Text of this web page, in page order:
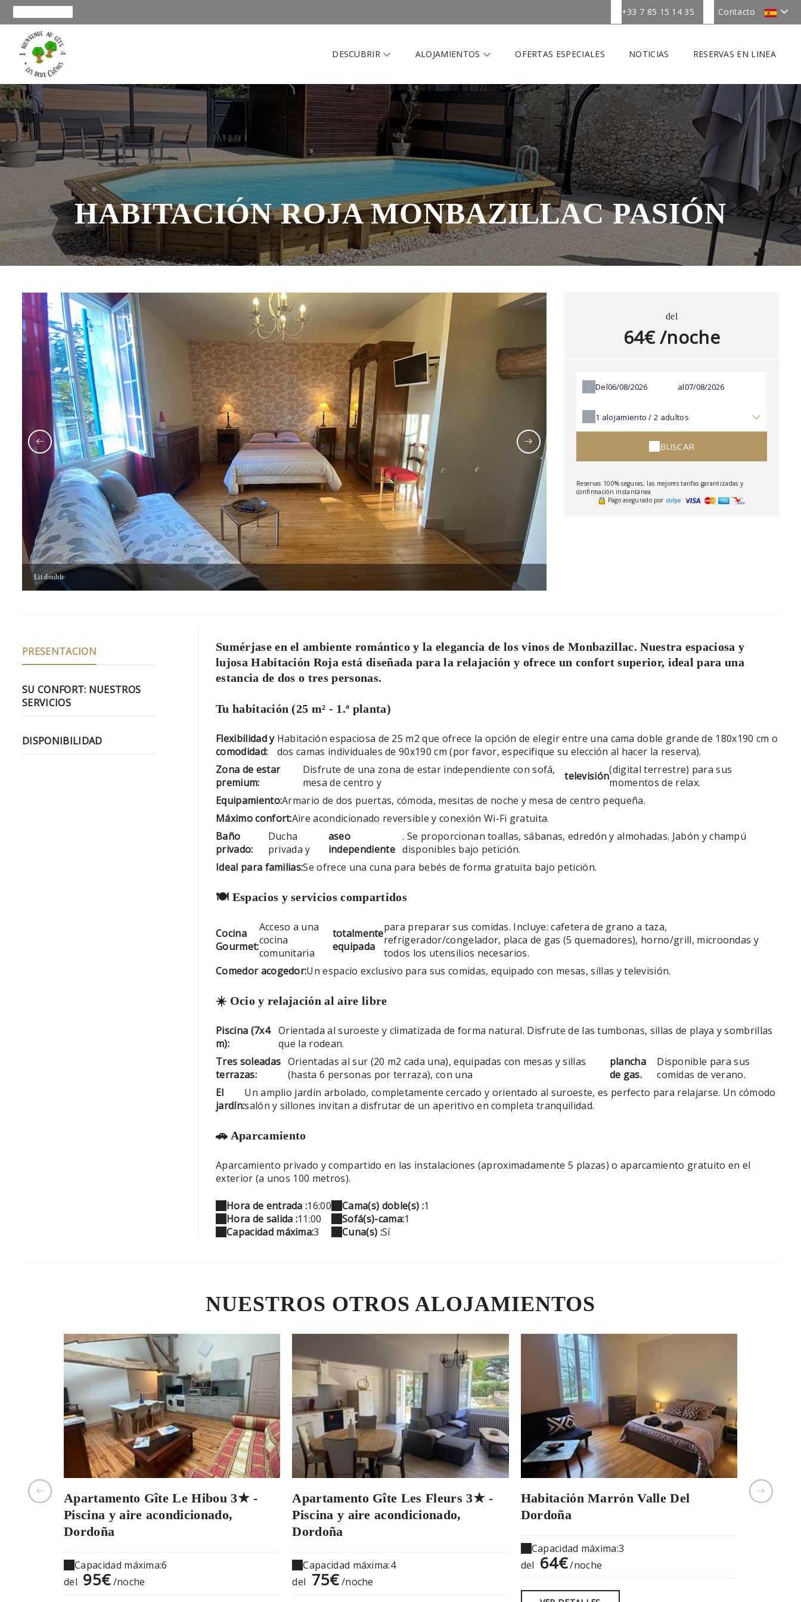
Contacto
+33 7 85 15 14 35
DESCUBRIR ALOJAMIENTOS OFERTAS ESPECIALES NOTICIAS RESERVAS EN LINEA
HABITACIÓN ROJA MONBAZILLAC PASIÓN
Lit double
del
64€ /noche
Del al
1 alojamiento /2 adultos
BUSCAR
Reservas 100% seguras, las mejores tarifas garantizadas y
confirmación instantánea
Pago asegurado por
PRESENTACION
SU CONFORT: NUESTROS
SERVICIOS
DISPONIBILIDAD
Sumérjase en el ambiente romántico y la elegancia de los vinos de Monbazillac. Nuestra espaciosa y
lujosa Habitación Roja está diseñada para la relajación y ofrece un confort superior, ideal para una
estancia de dos o tres personas.
Tu habitación (25 m² - 1.ª planta)
Flexibilidad y
comodidad:
Habitación espaciosa de 25 m2 que ofrece la opción de elegir entre una cama doble grande de 180x190 cm o
dos camas individuales de 90x190 cm (por favor, especifique su elección al hacer la reserva).
Zona de estar
premium:
Disfrute de una zona de estar independiente con sofá,
mesa de centro y
televisión(digital terrestre) para sus
momentos de relax.
Equipamiento:Armario de dos puertas, cómoda, mesitas de noche y mesa de centro pequeña.
Máximo confort:Aire acondicionado reversible y conexión Wi-Fi gratuita.
Baño
privado:
Ducha
privada y
aseo
independiente
. Se proporcionan toallas, sábanas, edredón y almohadas. Jabón y champú
disponibles bajo petición.
Ideal para familias:Se ofrece una cuna para bebés de forma gratuita bajo petición.
🍽️ Espacios y servicios compartidos
Cocina
Gourmet:
Acceso a una
cocina
comunitaria
totalmente
equipada
para preparar sus comidas. Incluye: cafetera de grano a taza,
refrigerador/congelador, placa de gas (5 quemadores), horno/grill, microondas y
todos los utensilios necesarios.
Comedor acogedor:Un espacio exclusivo para sus comidas, equipado con mesas, sillas y televisión.
☀️ Ocio y relajación al aire libre
Piscina (7x4
m):
Orientada al suroeste y climatizada de forma natural. Disfrute de las tumbonas, sillas de playa y sombrillas
que la rodean.
Tres soleadas
terrazas:
Orientadas al sur (20 m2 cada una), equipadas con mesas y sillas
(hasta 6 personas por terraza), con una
plancha
de gas.
Disponible para sus
comidas de verano.
El
jardín:
Un amplio jardín arbolado, completamente cercado y orientado al suroeste, es perfecto para relajarse. Un cómodo
salón y sillones invitan a disfrutar de un aperitivo en completa tranquilidad.
🚗 Aparcamiento
Aparcamiento privado y compartido en las instalaciones (aproximadamente 5 plazas) o aparcamiento gratuito en el
exterior (a unos 100 metros).
Hora de entrada :16:00
Hora de salida :11:00
Capacidad máxima:3
Cama(s) doble(s) :1
Sofá(s)-cama:1
Cuna(s) :Sí
NUESTROS OTROS ALOJAMIENTOS
Apartamento Gîte Le Hibou 3★ -
Piscina y aire acondicionado,
Dordoña
Capacidad máxima:6
del 95€/noche
Apartamento Gîte Les Fleurs 3★ -
Piscina y aire acondicionado,
Dordoña
Capacidad máxima:4
del 75€/noche
Habitación Marrón Valle Del
Dordoña
Capacidad máxima:3
del 64€/noche
Sala